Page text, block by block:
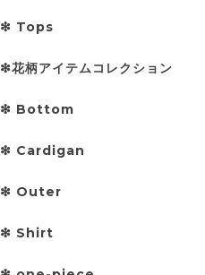
❇︎ Tops
❇︎花柄アイテムコレクション
❇︎ Bottom
❇︎ Cardigan
❇︎ Outer
❇︎ Shirt